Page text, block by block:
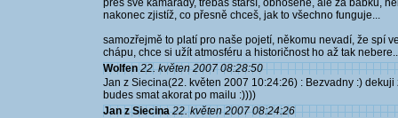
přes své kamarády, třebas starší, obnošené, ale za babku,
nakonec zjistíž, co přesně chceš, jak to všechno funguje...
samozřejmě to platí pro naše pojetí, někomu nevadí, že spí
chápu, chce si užít atmosféru a historičnost ho až tak
Wolfen 22. květen 2007 08:28:50
Jan z Siecina(22. květen 2007 10:24:26) : Bezvadny :)
budes smat akorat po mailu :))))
Jan z Siecina 22. květen 2007 08:24:26